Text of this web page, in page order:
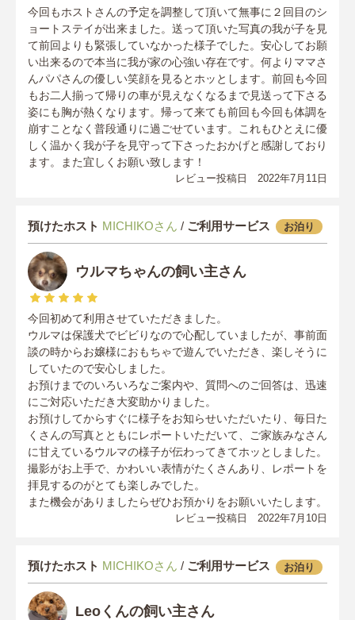
今回もホストさんの予定を調整して頂いて無事に２回目のシ
ョートステイが出来ました。送って頂いた写真の我が子を見
て前回よりも緊張していなかった様子でした。安心してお願
い出来るので本当に我が家の心強い存在です。何よりママさ
んパパさんの優しい笑顔を見るとホッとします。前回も今回
もお二人揃って帰りの車が見えなくなるまで見送って下さる
姿にも胸が熱くなります。帰って来ても前回も今回も体調を
崩すことなく普段通りに過ごせています。これもひとえに優
しく温かく我が子を見守って下さったおかげと感謝しており
ます。また宜しくお願い致します！
レビュー投稿日 2022年7月11日
預けたホスト MICHIKOさん / ご利用サービス お泊り
ウルマちゃんの飼い主さん
今回初めて利用させていただきました。
ウルマは保護犬でビビりなので心配していましたが、事前面
談の時からお嬢様におもちゃで遊んでいただき、楽しそうに
していたので安心しました。
お預けまでのいろいろなご案内や、質問へのご回答は、迅速
にご対応いただき大変助かりました。
お預けしてからすぐに様子をお知らせいただいたり、毎日た
くさんの写真とともにレポートいただいて、ご家族みなさん
に甘えているウルマの様子が伝わってきてホッとしました。
撮影がお上手で、かわいい表情がたくさんあり、レポートを
拝見するのがとても楽しみでした。
また機会がありましたらぜひお預かりをお願いいたします。
レビュー投稿日 2022年7月10日
預けたホスト MICHIKOさん / ご利用サービス お泊り
Leoくんの飼い主さん